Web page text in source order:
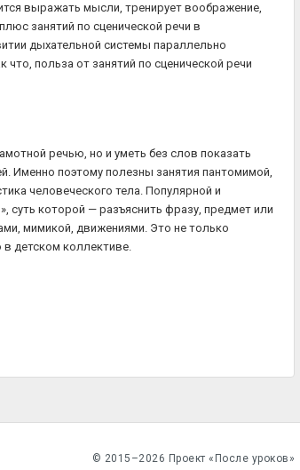
выражать мысли, тренирует воображение,
занятий по сценической речи в
дыхательной системы параллельно
что, польза от занятий по сценической речи
речью, но и уметь без слов показать
Именно поэтому полезны занятия пантомимой,
человеческого тела. Популярной и
суть которой — разъяснить фразу, предмет или
мимикой, движениями. Это не только
детском коллективе.
© 2015–2026 Проект «После уроков»